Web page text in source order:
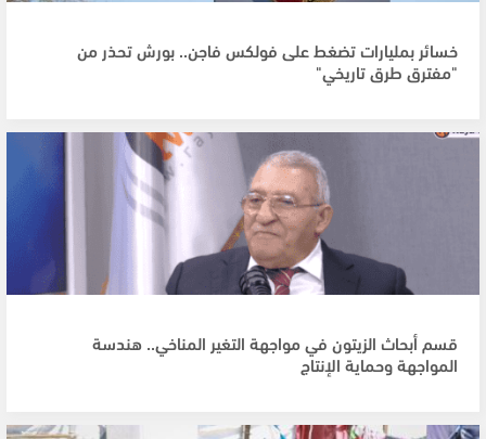
خسائر بمليارات تضغط على فولكس فاجن.. بورش تحذر من
"مفترق طرق تاريخي"
قسم أبحاث الزيتون في مواجهة التغير المناخي.. هندسة
المواجهة وحماية الإنتاج